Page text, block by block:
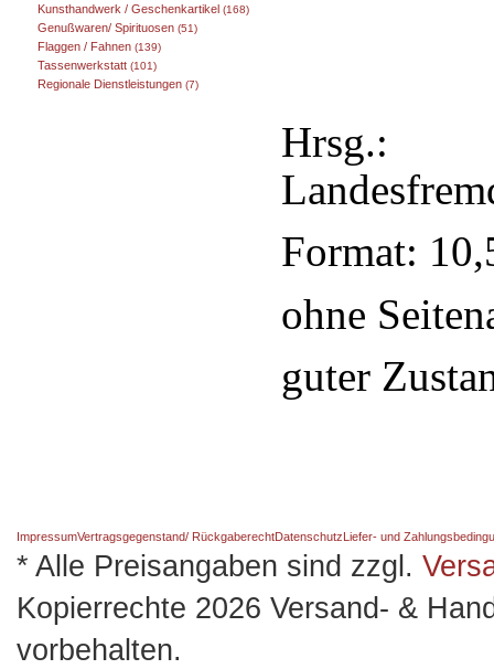
Kunsthandwerk / Geschenkartikel (168)
Genußwaren/ Spirituosen (51)
Flaggen / Fahnen (139)
Tassenwerkstatt (101)
Regionale Dienstleistungen (7)
Hrsg.:
Format:
ohne
guter
ImpressumVertragsgegenstand/ RückgaberechtDatenschutzLiefer- und
* Alle Preisangaben sind zzgl.
Kopierrechte 2026 Versand- &
vorbehalten.